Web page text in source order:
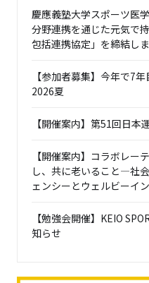
慶應義塾大学スポーツ医
分野連携を通じた元気で
包括連携協定」を締結し
【参加者募集】今年で7
2026夏
【開催案内】第51回日本
【開催案内】コラボレー
し、共に老いること―社
ェンシーとウェルビーイ
【勉強会開催】KEIO
知らせ